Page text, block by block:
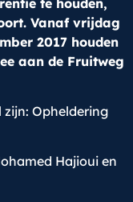
Vanaf vrijdag
2017 houden
aan de Fruitweg
zijn: Opheldering
Hajioui en